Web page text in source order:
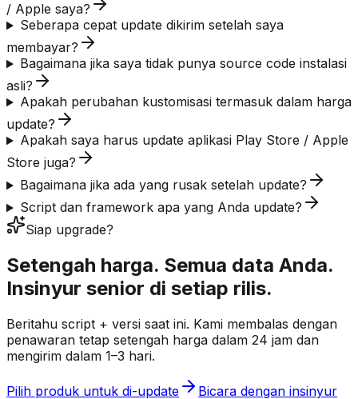
/ Apple saya?
Seberapa cepat update dikirim setelah saya
membayar?
Bagaimana jika saya tidak punya source code instalasi
asli?
Apakah perubahan kustomisasi termasuk dalam harga
update?
Apakah saya harus update aplikasi Play Store / Apple
Store juga?
Bagaimana jika ada yang rusak setelah update?
Script dan framework apa yang Anda update?
Siap upgrade?
Setengah harga. Semua data Anda.
Insinyur senior di setiap rilis.
Beritahu script + versi saat ini. Kami membalas dengan
penawaran tetap setengah harga dalam 24 jam dan
mengirim dalam 1–3 hari.
Pilih produk untuk di-update
Bicara dengan insinyur